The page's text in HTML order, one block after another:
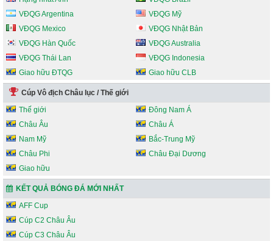
VĐQG Argentina
VĐQG Mỹ
VĐQG Mexico
VĐQG Nhật Bản
VĐQG Hàn Quốc
VĐQG Australia
VĐQG Thái Lan
VĐQG Indonesia
Giao hữu ĐTQG
Giao hữu CLB
Cúp Vô địch Châu lục / Thế giới
Thế giới
Đông Nam Á
Châu Âu
Châu Á
Nam Mỹ
Bắc-Trung Mỹ
Châu Phi
Châu Đại Dương
Giao hữu
KẾT QUẢ BÓNG ĐÁ MỚI NHẤT
AFF Cup
Cúp C2 Châu Âu
Cúp C3 Châu Âu